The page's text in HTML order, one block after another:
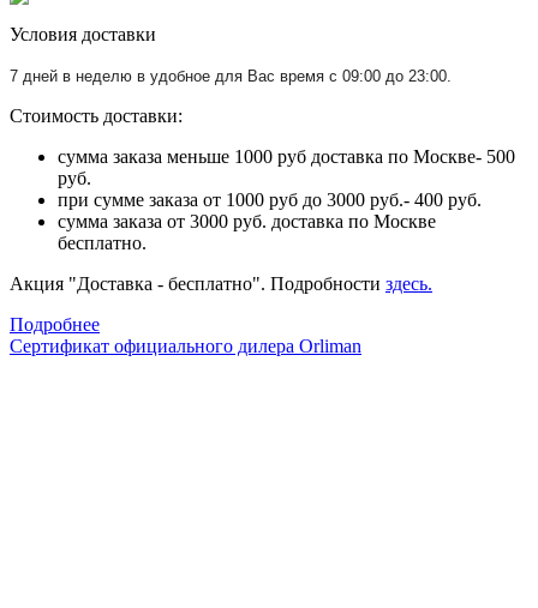
Условия доставки
7 дней в неделю в удобное для Вас время с 09:00 до 23:00.
Стоимость доставки:
сумма заказа меньше 1000 руб доставка по Москве- 500
руб.
при сумме заказа от 1000 руб до 3000 руб.- 400 руб.
сумма заказа от 3000 руб. доставка по Москве
бесплатно.
Акция "Доставка - бесплатно". Подробности здесь.
Подробнее
Сертификат официального дилера Orliman